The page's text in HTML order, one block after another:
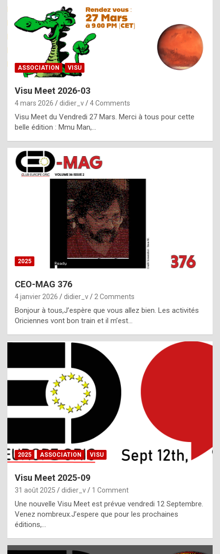
R
o
p
l
c
h
i
s
t
o
r
p
e
c
i
l
,
g
h
t
f
ASSOCIATION VISU
Visu Meet 2026-03
4 mars 2026 didier_v 4 Comments
Visu Meet du Vendredi 27 Mars. Merci à tous pour cette
belle édition : Mmu Man,…
2025
CEO-MAG 376
4 janvier 2026 didier_v 2 Comments
Bonjour à tous,J’espère que vous allez bien. Les activités
Oriciennes vont bon train et il m’est…
2025 ASSOCIATION VISU
Visu Meet 2025-09
31 août 2025 didier_v 1 Comment
Une nouvelle Visu Meet est prévue vendredi 12 Septembre.
Venez nombreux.J’espere que pour les prochaines
éditions,…